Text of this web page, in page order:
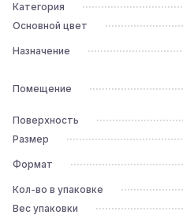
Категория
Основной цвет
Назначение
Помещение
Поверхность
Размер
Формат
Кол-во в упаковке
Вес упаковки